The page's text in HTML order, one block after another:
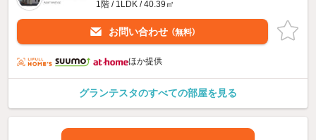
1階 / 1LDK / 40.39㎡
お問い合わせ （無料）
ほか提供
グランテスタのすべての部屋を見る